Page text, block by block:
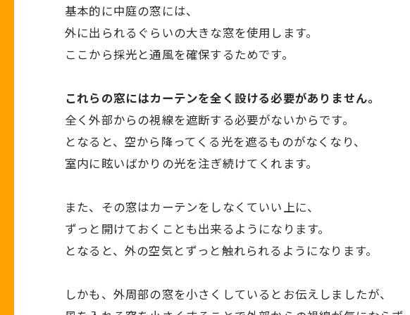
基本的に中庭の窓には、
外に出られるぐらいの大きな窓を使用します。
ここから採光と通風を確保するためです。
これらの窓にはカーテンを全く設ける必要がありません。
全く外部からの視線を遮断する必要がないからです。
となると、空から降ってくる光を遮るものがなくなり、
室内に眩いばかりの光を注ぎ続けてくれます。
また、その窓はカーテンをしなくていい上に、
ずっと開けておくことも出来るようになります。
となると、外の空気とずっと触れられるようになります。
しかも、外周部の窓を小さくしているとお伝えしましたが、